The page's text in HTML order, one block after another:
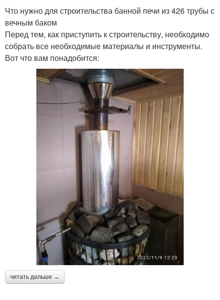
Что нужно для строительства банной печи из 426 трубы с
вечным баком
Перед тем, как приступить к строительству, необходимо
собрать все необходимые материалы и инструменты.
Вот что вам понадобится:
читать дальше →